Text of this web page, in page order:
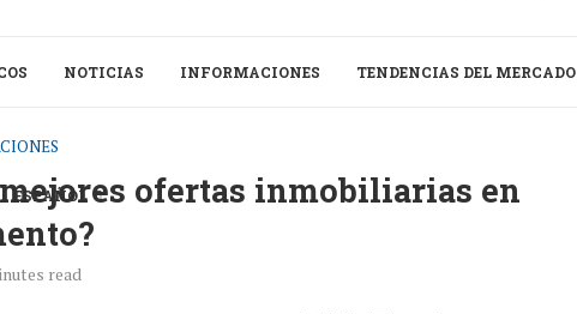
NOTICIAS INFORMACIONES TENDENCIAS DEL MERCADO
ESPAÑOL
ofertas inmobiliarias en
read